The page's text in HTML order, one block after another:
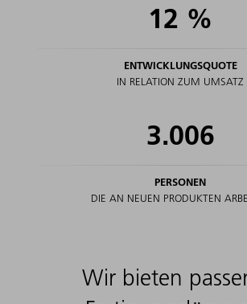
12 %
ENTWICKLUNGSQUOTE
IN RELATION ZUM UMSATZ
3.006
PERSONEN
DIE AN NEUEN PRODUKTEN
Wir bieten